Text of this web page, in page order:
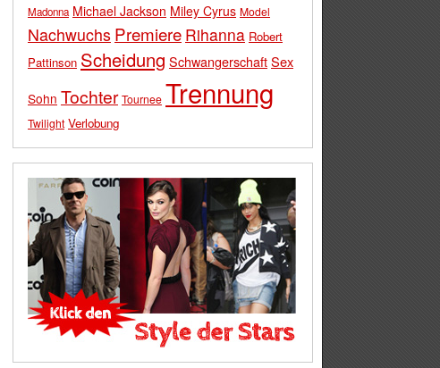
Madonna Michael Jackson Miley Cyrus Model
Nachwuchs Premiere Rihanna Robert
Pattinson Scheidung SchwangerschaftSex
Sohn Tochter Tournee Trennung
Twilight Verlobung